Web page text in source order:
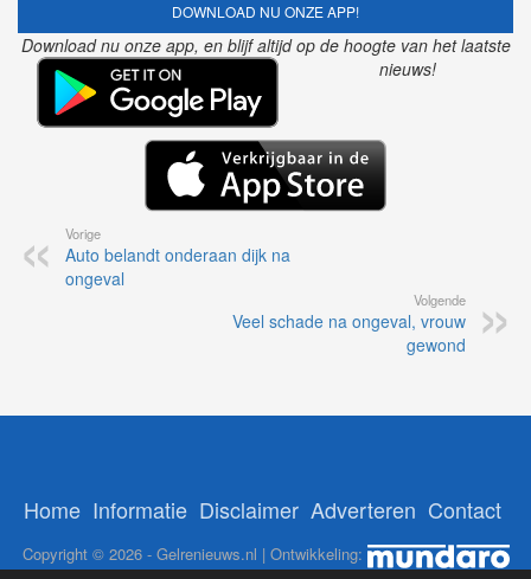
DOWNLOAD NU ONZE APP!
Download nu onze app, en blijf altijd op de hoogte van het laatste
nieuws!
Vorige
Auto belandt onderaan dijk na
ongeval
Volgende
Veel schade na ongeval, vrouw
gewond
Home Informatie Disclaimer Adverteren Contact
Copyright © 2026 - Gelrenieuws.nl | Ontwikkeling: